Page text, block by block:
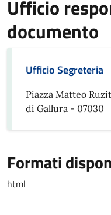
Ufficio
documento
Ufficio Segreteria
Piazza Matteo
di Gallura - 07030
Formati
html